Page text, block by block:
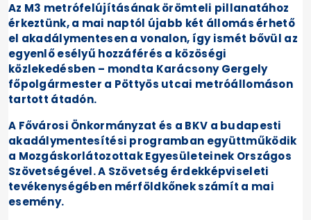
Az M3 metrófelújításának örömteli pillanatához
érkeztünk, a mai naptól újabb két állomás érhető
el akadálymentesen a vonalon, így ismét bővül az
egyenlő esélyű hozzáférés a közöségi
közlekedésben – mondta Karácsony Gergely
főpolgármester a Pöttyös utcai metróállomáson
tartott átadón.
A Fővárosi Önkormányzat és a BKV a budapesti
akadálymentesítési programban együttműködik
a Mozgáskorlátozottak Egyesületeinek Országos
Szövetségével. A Szövetség érdekképviseleti
tevékenységében mérföldkőnek számít a mai
esemény.